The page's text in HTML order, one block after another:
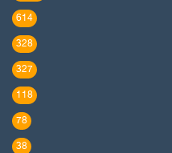
614
328
327
118
78
38